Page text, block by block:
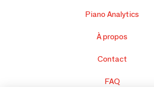
Piano Analytics
À propos
Contact
FAQ